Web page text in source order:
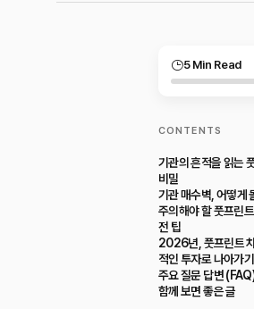
5 Min Read
CONTENTS
기관의 흔적을 읽는
비밀
기관 매수벽, 어떻게
주의해야 할 풋프린
전 팁
2026년, 풋프린트
적인 투자로 나아가기
주요 질문 답변
함께 보면 좋은 글